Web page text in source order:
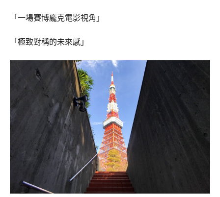
「一場賽博龐克電影視角」
「極致對稱的未來感」